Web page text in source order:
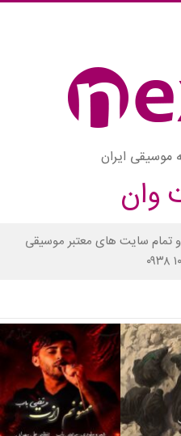
موسیقی ایران
وان
سایت های معتبر موسیقی
۶۹۲